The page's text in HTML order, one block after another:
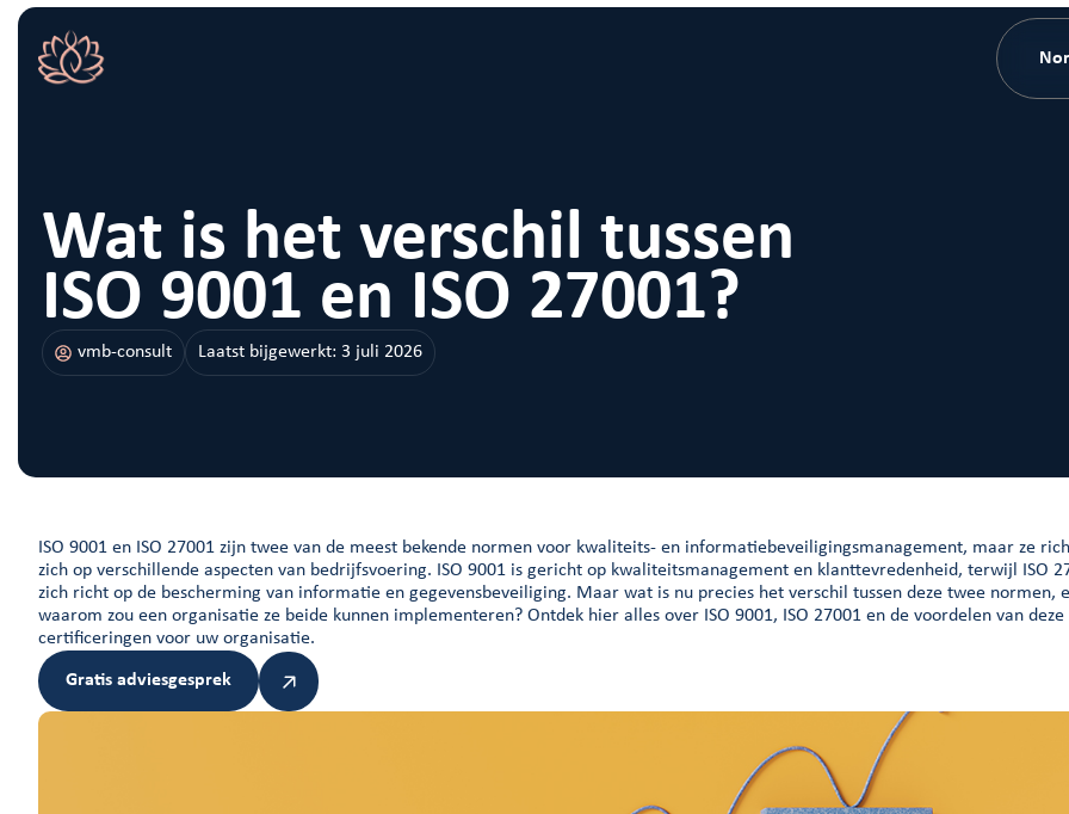
Wat is het verschil tussen
ISO 9001 en ISO 27001?
vmb-consult Laatst bijgewerkt: 3 juli 2026
ISO 9001 en ISO 27001 zijn twee van de meest bekende normen voor kwaliteits- en informatiebeveiligingsmanagement, maar ze
zich op verschillende aspecten van bedrijfsvoering. ISO 9001 is gericht op kwaliteitsmanagement en klanttevredenheid, terwijl ISO
zich richt op de bescherming van informatie en gegevensbeveiliging. Maar wat is nu precies het verschil tussen deze twee normen,
waarom zou een organisatie ze beide kunnen implementeren? Ontdek hier alles over ISO 9001, ISO 27001 en de voordelen van deze
certificeringen voor uw organisatie.
Gratis adviesgesprek